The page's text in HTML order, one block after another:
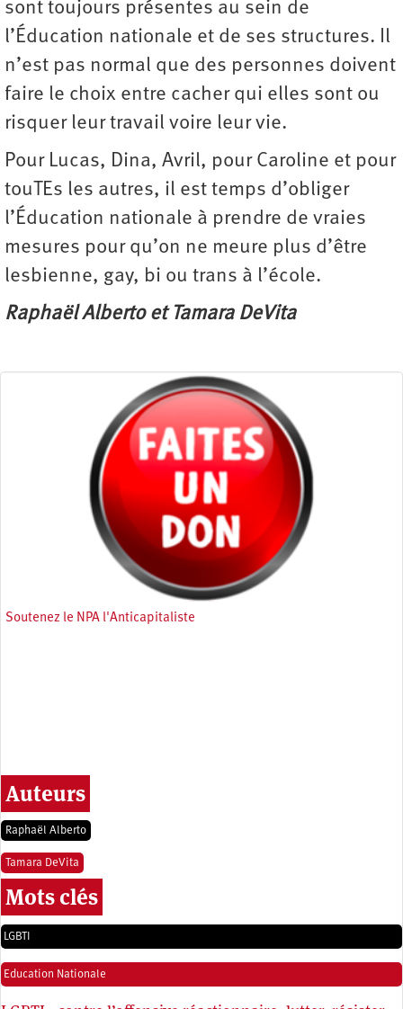
sont toujours présentes au sein de
l’Éducation nationale et de ses structures. Il
n’est pas normal que des personnes doivent
faire le choix entre cacher qui elles sont ou
risquer leur travail voire leur vie.
Pour Lucas, Dina, Avril, pour Caroline et pour
touTEs les autres, il est temps d’obliger
l’Éducation nationale à prendre de vraies
mesures pour qu’on ne meure plus d’être
lesbienne, gay, bi ou trans à l’école.
Raphaël Alberto et Tamara DeVita
Soutenez le NPA l'Anticapitaliste
Auteurs
Raphaël Alberto
Tamara DeVita
Mots clés
LGBTI
Education Nationale